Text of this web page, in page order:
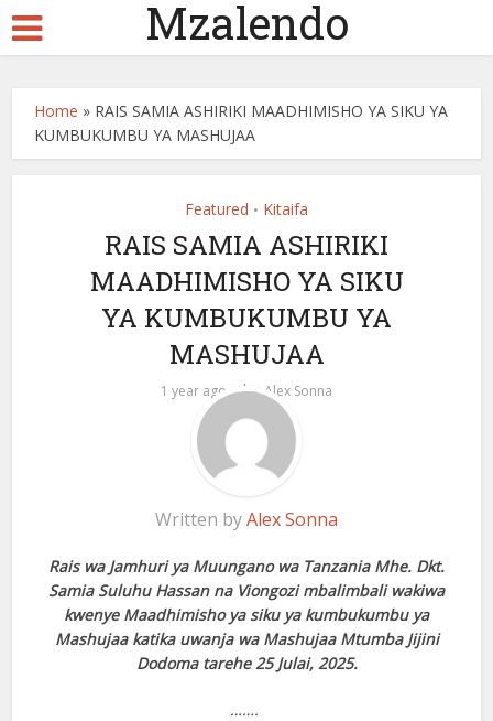
Mzalendo
Home » RAIS SAMIA ASHIRIKI MAADHIMISHO YA SIKU YA
KUMBUKUMBU YA MASHUJAA
Featured • Kitaifa
RAIS SAMIA ASHIRIKI
MAADHIMISHO YA SIKU
YA KUMBUKUMBU YA
MASHUJAA
1 year ago byAlex Sonna
Written byAlex Sonna
Rais wa Jamhuri ya Muungano wa Tanzania Mhe. Dkt.
Samia Suluhu Hassan na Viongozi mbalimbali wakiwa
kwenye Maadhimisho ya siku ya kumbukumbu ya
Mashujaa katika uwanja wa Mashujaa Mtumba Jijini
Dodoma tarehe 25 Julai, 2025.
…….